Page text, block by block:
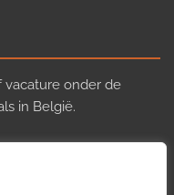
vacature onder de
in België.